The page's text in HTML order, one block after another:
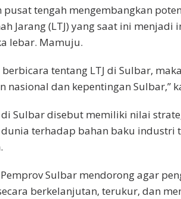
pusat tengah mengembangkan
Jarang (LTJ) yang saat ini
lebar. Mamuju.
berbicara tentang LTJ di Sulbar,
nasional dan kepentingan Sulbar,”
di Sulbar disebut memiliki nilai
terhadap bahan baku industri
Sulbar mendorong agar
berkelanjutan, terukur, dan